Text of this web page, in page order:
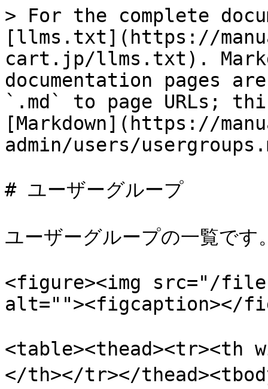
> For the complete
[llms.txt](https://
cart.jp/llms.txt).
documentation pages
`.md` to page URLs;
[Markdown](https://
admin/users/
# ユーザーグループ
ユーザーグループの一覧です
<figure><img src="/files/
alt=""><figcaption></
<table><thead><tr><th
</th></tr></